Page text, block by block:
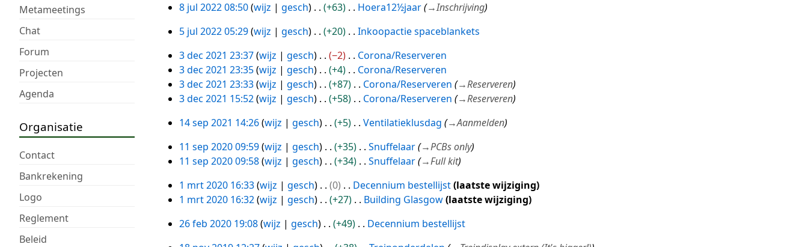
Metameetings
Chat
Forum
Projecten
Agenda
Organisatie
Contact
Bankrekening
Logo
Reglement
Beleid
aug
8
jul
8 jul 2022 08:50 wijz gesch +63 Hoera12½jaar →Inschrijving
5
jul
2022
5 jul 2022 05:29 wijz gesch +20
Inkoopactie spaceblankets
e
e
n
b
e
e
r
n
g
3
dec
2021
3 dec 2021 23:37 wijz gesch −2
Corona/Reserveren
G
e
e
b
e
w
r
k
n
g
3 dec 2021 23:35 wijz gesch +4
Corona/Reserveren
G
e
n
b
e
e
r
i
n
3 dec 2021 23:33 wijz gesch +87 Corona/Reserveren →Reserveren
3 dec 2021 15:52 wijz gesch +58 Corona/Reserveren →Reserveren
14
sep
2021
14 sep 2021 14:26 wijz gesch +5 Ventilatieklusdag →Aanmelden
11
sep
2020
11 sep 2020 09:59 wijz gesch +35 Snuffelaar →PCBs only
11 sep 2020 09:58 wijz gesch +34 Snuffelaar →Full kit
1
mrt
2020
1 mrt 2020 16:33 wijz gesch 0
Decennium bestellijst
G
e
n
laatste wijziging
1 mrt 2020 16:32 wijz gesch +27
Building Glasgow
e
e
laatste wijziging
26 26 feb 2020 19:08 wijz gesch +49
Decennium bestellijst